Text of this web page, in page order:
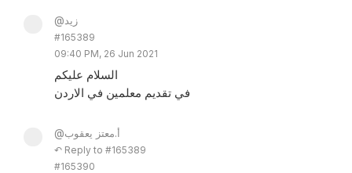
@زيد
#165389
09:40 PM, 26 Jun 2021
السلام عليكم
في تقديم معلمين في الاردن
@أ.معتز يعقوب
↶ Reply to #165389
#165390